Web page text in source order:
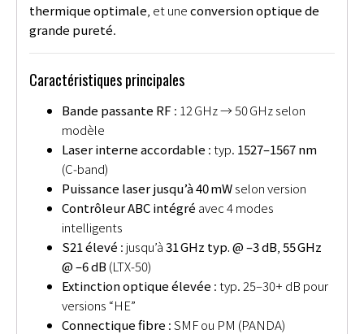
thermique optimale , et uneconversion optique de
grande pureté.
Caractéristiques principales
Bande passante RF : 12 GHz → 50 GHz selon
modèle
Laser interne accordable : typ. 1527–1567 nm
(C‑band)
Puissance laser jusqu’à 40 mWselon version
Contrôleur ABC intégré avec 4 modes
intelligents
S21 élevé : jusqu’à31 GHz typ. @ –3 dB 55 GHz
@ –6 dB (LTX‑50)
Extinction optique élevée : typ. 25–30+ dB pour
versions “HE”
Connectique fibre : SMF ou PM (PANDA)